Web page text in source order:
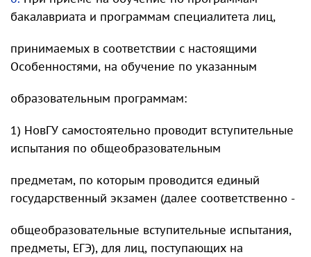
бакалавриата и программам специалитета лиц,
принимаемых в соответствии с настоящими
Особенностями, на обучение по указанным
образовательным программам:
1) НовГУ самостоятельно проводит вступительные
испытания по общеобразовательным
предметам, по которым проводится единый
государственный экзамен (далее соответственно -
общеобразовательные вступительные испытания,
предметы, ЕГЭ), для лиц, поступающих на